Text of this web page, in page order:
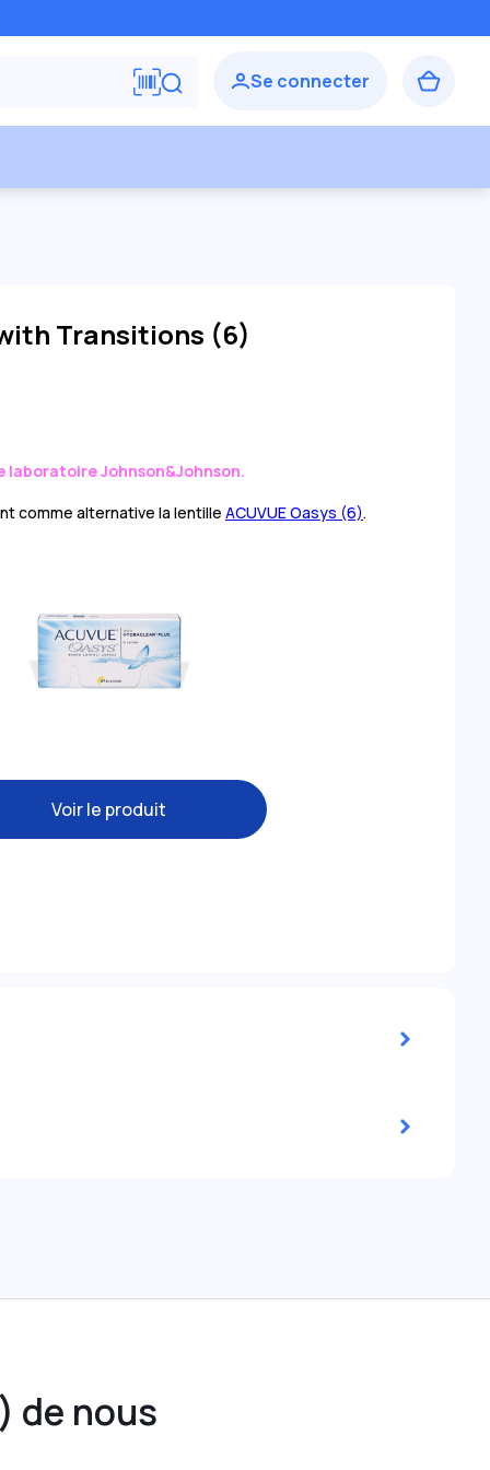
Transitions (6)
Johnson&Johnson.
comme alternative la lentille ACUVUE Oasys (6).
Voir le produit
de nous